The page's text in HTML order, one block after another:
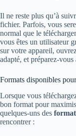
Il ne reste plus qu’à
fichier. Parfois, vous
normal que le
vous êtes un utilisateur
sur votre appareil,
adapté, et préparez-
Formats disponibles
Lorsque vous
bon format pour
quelques-uns des
rencontrer :